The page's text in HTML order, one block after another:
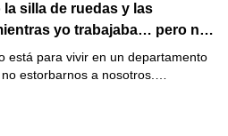
silla de ruedas y las
yo trabajaba… pero no
la casa y que su hijo acabaría
está para vivir en un departamento
estorbarnos a nosotros.…